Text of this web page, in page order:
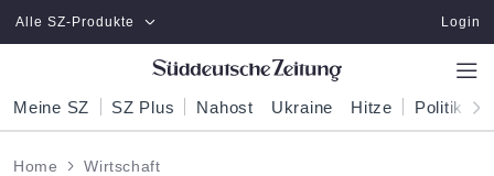
Zum Hauptinhalt springen
Alle SZ-Produkte Login
Meine SZ SZ Plus Nahost Ukraine Hitze Politik
Home Wirtschaft